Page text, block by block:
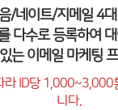
/네이트/지메일 4
다수로 등록하여
는 이메일 마케팅
라 ID당 1,000~3,000
니다.